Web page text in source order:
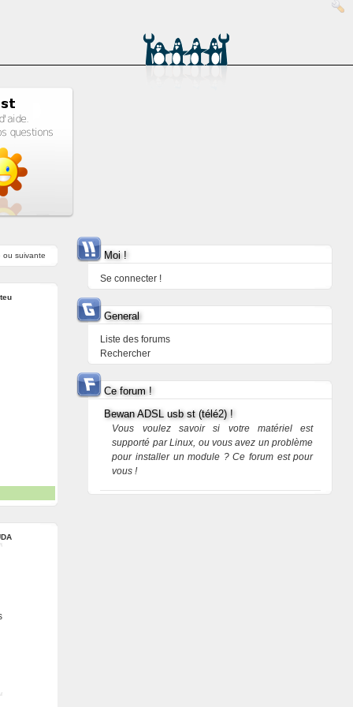
ou suivante Moi !
Se connecter !
General
Liste des forums
Rechercher
Ce forum !
Bewan ADSL usb st (télé2) !
Vous voulez savoir si votre matériel est
supporté par Linux, ou vous avez un problème
pour installer un module ? Ce forum est pour
vous !